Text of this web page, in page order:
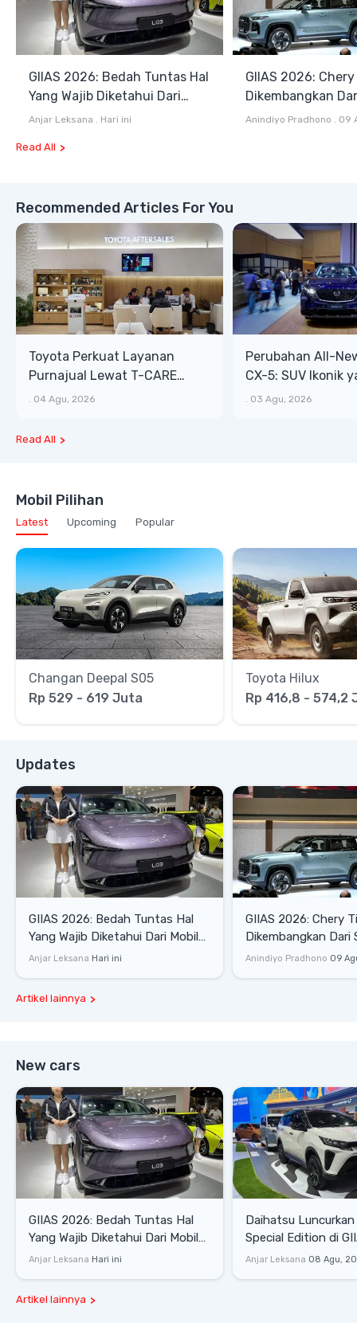
GIIAS 2026: Bedah Tuntas Hal
Yang Wajib Diketahui Dari
Mobil Pintar Xpeng L03
Anjar Leksana . Hari ini
GIIAS 2026:
Dikembangkan
Komprehensif di
Anindiyo Pradhono . 09
Read All
Recommended Articles For You
Toyota Perkuat Layanan
Purnajual Lewat T-CARE
XTRA, Manfaat Lebih Besar
. 04 Agu, 2026
Perubahan All-
CX-5: SUV Ikonik
Bongsor, Mewah,
. 03 Agu, 2026
Read All
Mobil Pilihan
Latest Upcoming Popular
Changan Deepal S05
Rp 529 - 619 Juta
Toyota Hilux
Rp 416,8 - 574,2
Updates
GIIAS 2026: Bedah Tuntas Hal
Yang Wajib Diketahui Dari Mobil
Pintar Xpeng L03
Anjar Leksana Hari ini
GIIAS 2026: Chery
Dikembangkan Dari
Komprehensif di
Anindiyo Pradhono 09
Artikel lainnya
New cars
GIIAS 2026: Bedah Tuntas Hal
Yang Wajib Diketahui Dari Mobil
Pintar Xpeng L03
Anjar Leksana Hari ini
Daihatsu
Special Edition di
Stok Terbatas
Anjar Leksana 08 Agu,
Artikel lainnya